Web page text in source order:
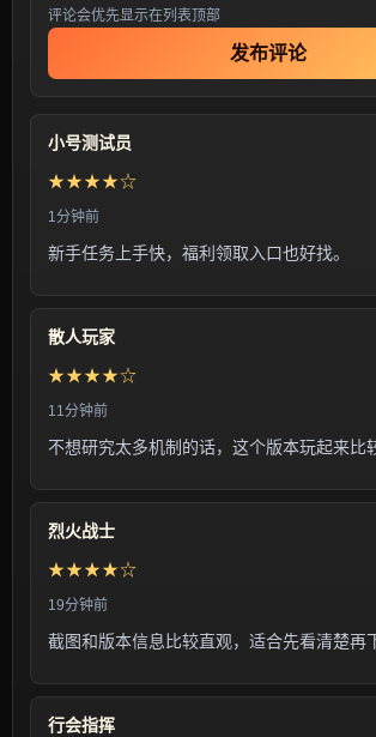
评论会优先显示在列表顶部
发布评论
小号测试员
★★★★☆
1分钟前
新手任务上手快，福利领取入口也好找。
散人玩家
★★★★☆
11分钟前
不想研究太多机制的话，这个版本玩起来比
烈火战士
★★★★☆
19分钟前
截图和版本信息比较直观，适合先看清楚再
行会指挥